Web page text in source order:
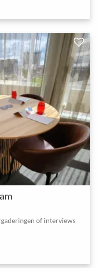
of interviews